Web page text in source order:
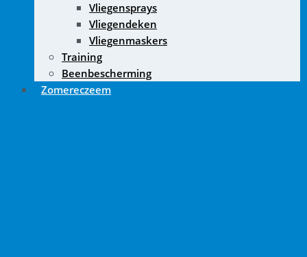
Vliegensprays
Vliegendeken
Vliegenmaskers
Training
Beenbescherming
Zomereczeem